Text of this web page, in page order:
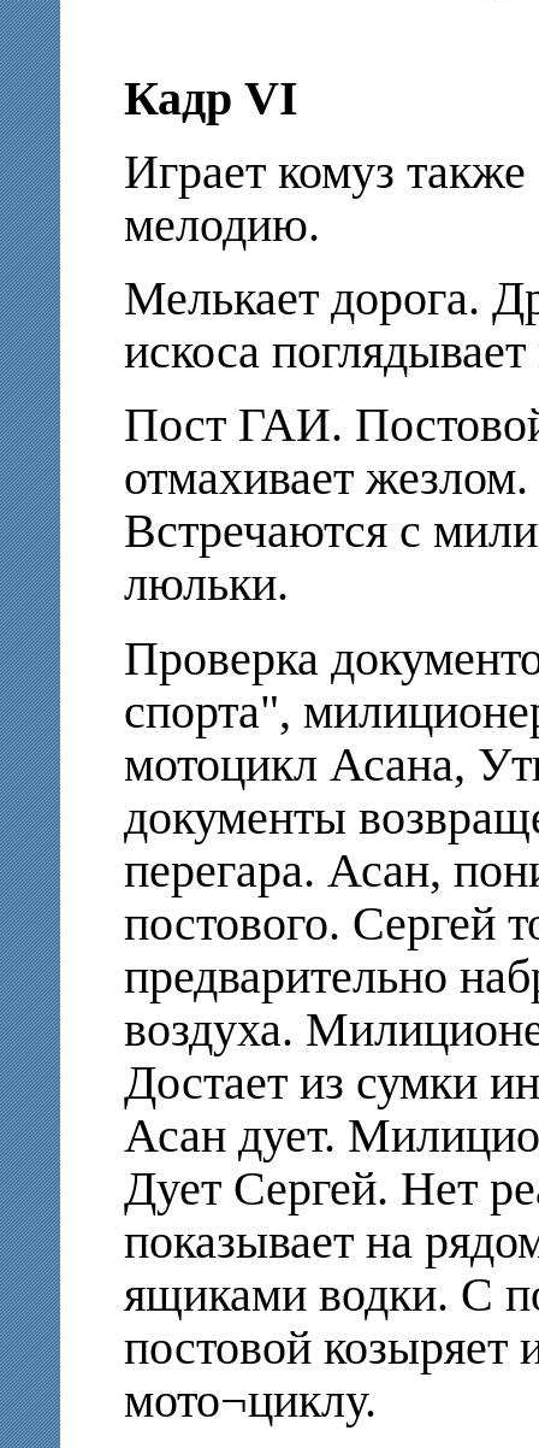
Кадр VI
Играет комуз
мелодию.
Мелькает дорога.
искоса
Пост ГАИ.
отмахивает
Встречаются с
люльки.
Проверка
спорта",
мотоцикл Асана,
документы
перегара. Асан,
постового. Сергей
предварительно
воздуха.
Достает из сумки
Асан дует.
Дует Сергей. Нет
показывает на
ящиками водки. С
постовой козыряет
мото¬циклу.